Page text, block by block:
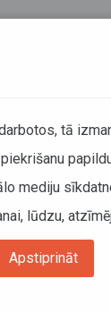
visā
tā
mediju
lūdzu,
Apstiprināt